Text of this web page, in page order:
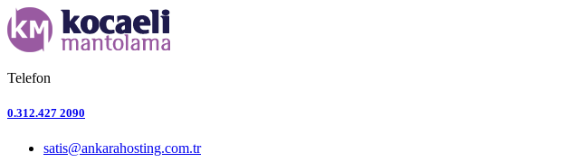
Telefon
0.312.427 2090
satis@ankarahosting.com.tr